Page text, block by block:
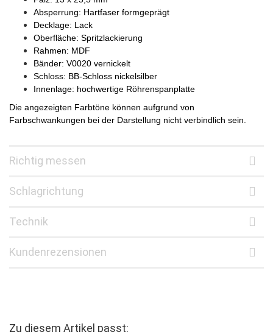
Absperrung: Hartfaser formgeprägt
Decklage: Lack
Oberfläche: Spritzlackierung
Rahmen: MDF
Bänder: V0020 vernickelt
Schloss: BB-Schloss nickelsilber
Innenlage: hochwertige Röhrenspanplatte
Die angezeigten Farbtöne können aufgrund von
Farbschwankungen bei der Darstellung nicht verbindlich sein.
Richtig messen
Schlagrichtung
Technik
Kundenrezensionen
Zu diesem Artikel passt: